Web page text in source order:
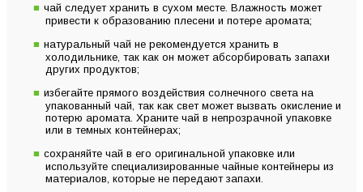
чай следует хранить в сухом месте. Влажность может
привести к образованию плесени и потере аромата;
натуральный чай не рекомендуется хранить в
холодильнике, так как он может абсорбировать запахи
других продуктов;
избегайте прямого воздействия солнечного света на
упакованный чай, так как свет может вызвать окисление и
потерю аромата. Храните чай в непрозрачной упаковке
или в темных контейнерах;
сохраняйте чай в его оригинальной упаковке или
используйте специализированные чайные контейнеры из
материалов, которые не передают запахи.